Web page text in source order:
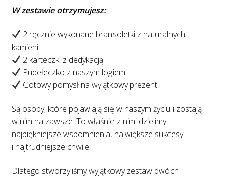
W zestawie otrzymujesz:
2 ręcznie wykonane bransoletki z naturalnych
kamieni.
2 karteczki z dedykacją.
Pudełeczko z naszym logiem.
Gotowy pomysł na wyjątkowy prezent.
Są osoby, które pojawiają się w naszym życiu i zostają
w nim na zawsze. To właśnie z nimi dzielimy
najpiękniejsze wspomnienia, największe sukcesy
i najtrudniejsze chwile.
Dlatego stworzyliśmy wyjątkowy zestaw dwóch